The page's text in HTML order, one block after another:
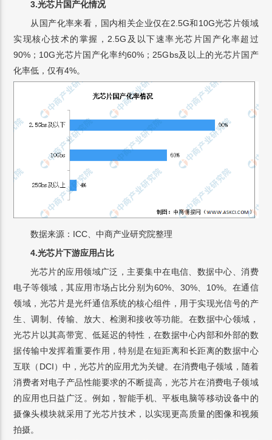
3.光芯片国产化情况
从国产化率来看，国内相关企业仅在2.5G和10G光芯片领域
实现核心技术的掌握，2.5G及以下速率光芯片国产化率超过
90%；10G光芯片国产化率约60%；25Gbs及以上的光芯片国产
化率低，仅有4%。
数据来源：ICC、中商产业研究院整理
4.光芯片下游应用占比
光芯片的应用领域广泛，主要集中在电信、数据中心、消费
电子等领域，其应用市场占比分别为60%、30%、10%。在通信
领域，光芯片是光纤通信系统的核心组件，用于实现光信号的产
生、调制、传输、放大、检测和接收等功能。在数据中心领域，
光芯片以其高带宽、低延迟的特性，在数据中心内部和外部的数
据传输中发挥着重要作用，特别是在短距离和长距离的数据中心
互联（DCI）中，光芯片的应用尤为关键。在消费电子领域，随着
消费者对电子产品性能要求的不断提高，光芯片在消费电子领域
的应用也日益广泛。例如，智能手机、平板电脑等移动设备中的
摄像头模块就采用了光芯片技术，以实现更高质量的图像和视频
拍摄。